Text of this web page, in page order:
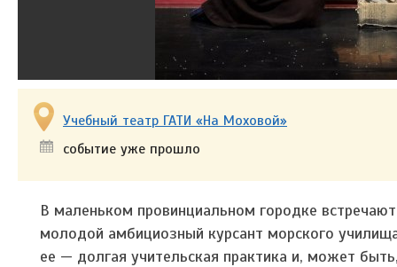
Учебный театр ГАТИ «На Моховой»
событие уже прошло
В маленьком провинциальном городке
молодой амбициозный курсант морского
ее — долгая учительская практика и, может